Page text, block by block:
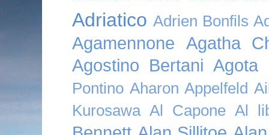
Adriatico Adrien Bonfils
Agamennone
Agatha
Agostino Bertani Agota
Pontino Aharon Appelfeld
Kurosawa Al Capone Al